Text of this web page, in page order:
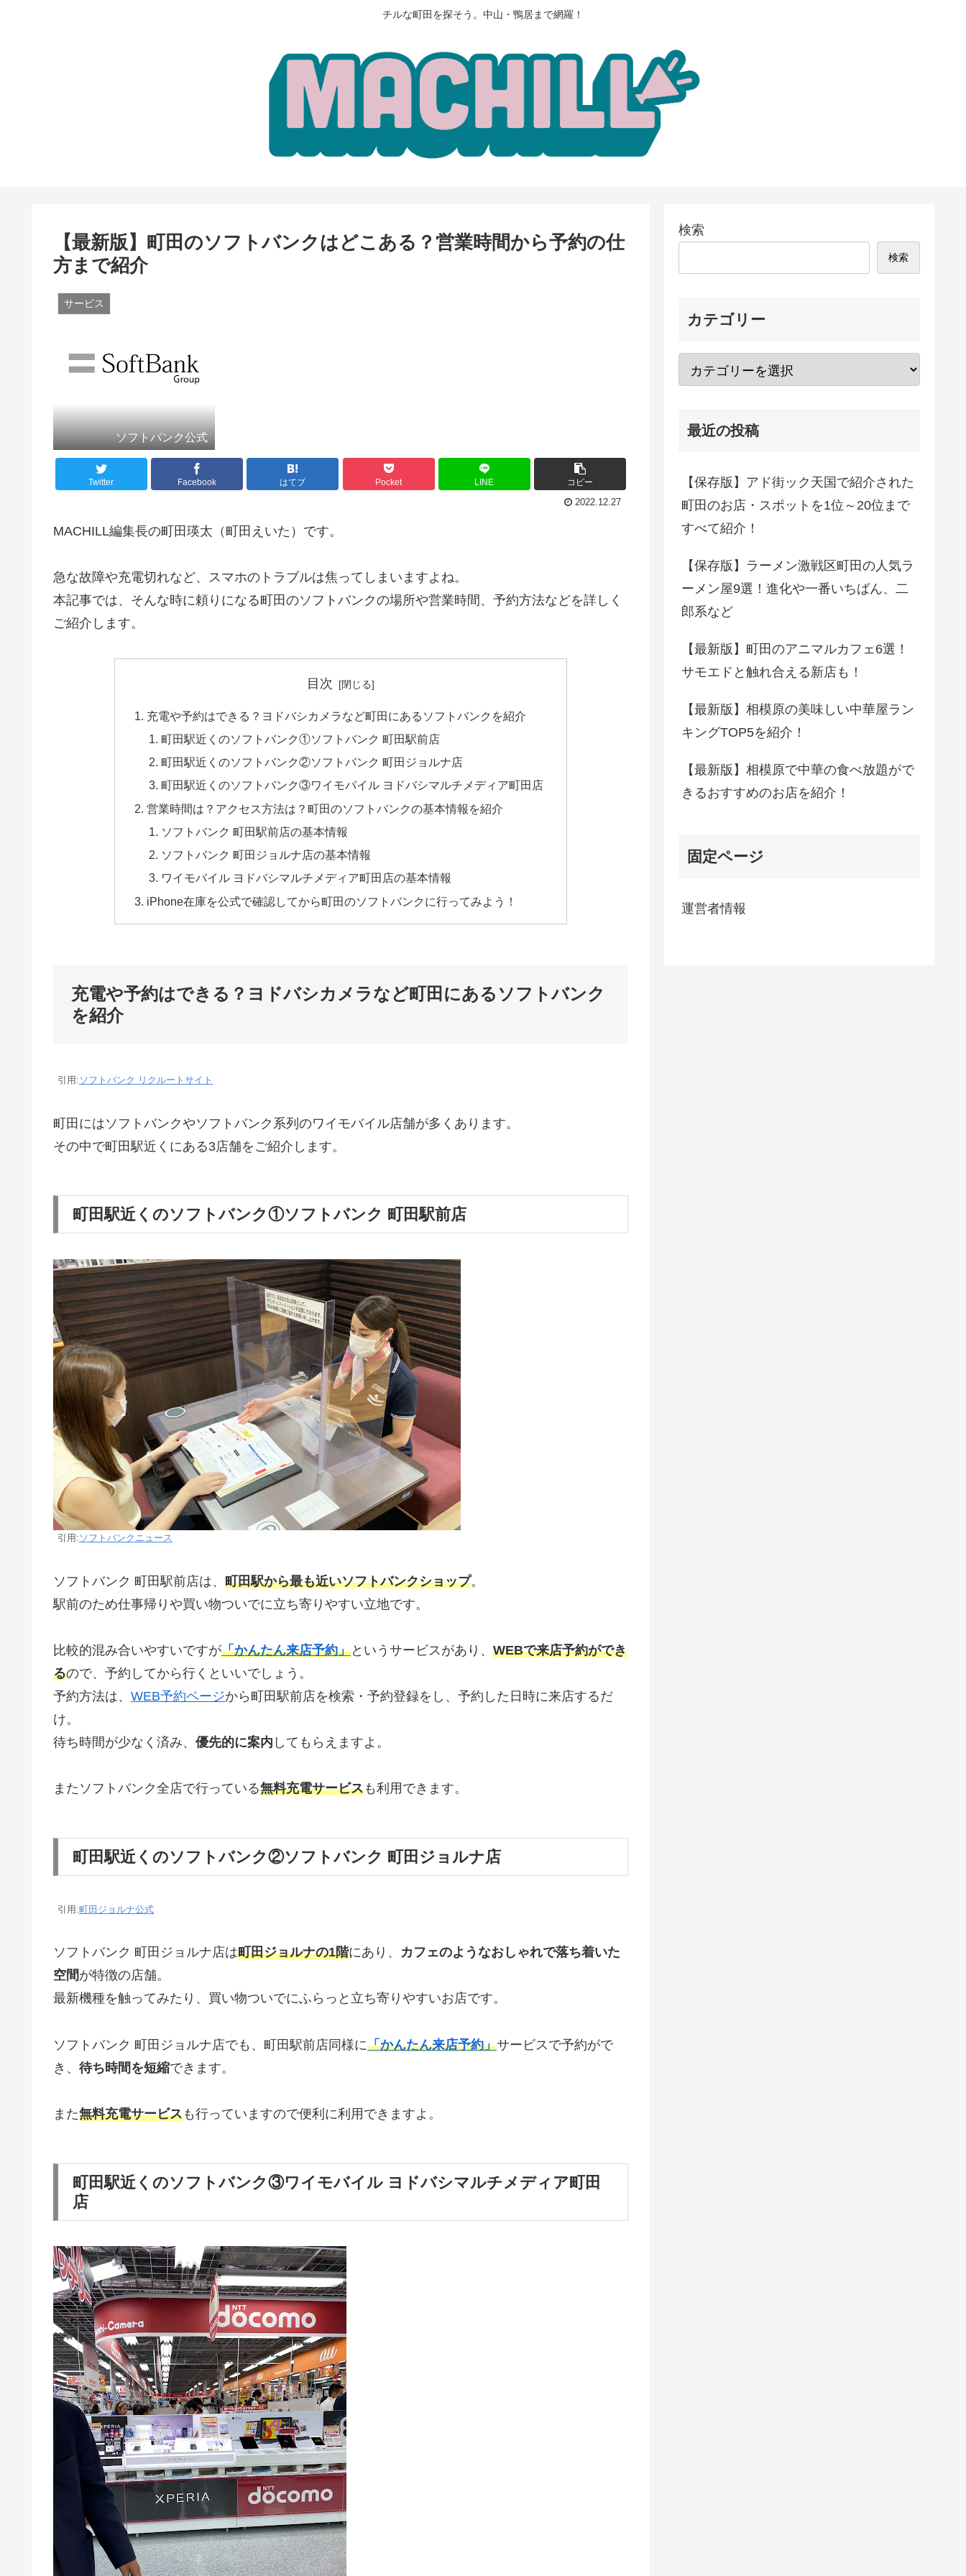
チルな町田を探そう。中山・鴨居まで網羅！
【最新版】町田のソフトバンクはどこある？営業時間から予約の仕
方まで紹介
サービス
ソフトバンク公式
Twitter Facebook はてブ Pocket LINE コピー
2022.12.27
MACHILL編集長の町田瑛太（町田えいた）です。
急な故障や充電切れなど、スマホのトラブルは焦ってしまいますよね。
本記事では、そんな時に頼りになる町田のソフトバンクの場所や営業時間、予約方法などを詳しく
ご紹介します。
目次
充電や予約はできる？ヨドバシカメラなど町田にあるソフトバンクを紹介
町田駅近くのソフトバンク①ソフトバンク 町田駅前店
町田駅近くのソフトバンク②ソフトバンク 町田ジョルナ店
町田駅近くのソフトバンク③ワイモバイル ヨドバシマルチメディア町田店
営業時間は？アクセス方法は？町田のソフトバンクの基本情報を紹介
ソフトバンク 町田駅前店の基本情報
ソフトバンク 町田ジョルナ店の基本情報
ワイモバイル ヨドバシマルチメディア町田店の基本情報
iPhone在庫を公式で確認してから町田のソフトバンクに行ってみよう！
充電や予約はできる？ヨドバシカメラなど町田にあるソフトバンク
を紹介
引用: ソフトバンク リクルートサイト
町田にはソフトバンクやソフトバンク系列のワイモバイル店舗が多くあります。
その中で町田駅近くにある3店舗をご紹介します。
町田駅近くのソフトバンク①ソフトバンク 町田駅前店
引用: ソフトバンクニュース
ソフトバンク 町田駅前店は、 町田駅から最も近いソフトバンクショップ。
駅前のため仕事帰りや買い物ついでに立ち寄りやすい立地です。
比較的混み合いやすいですが「かんたん来店予約」というサービスがあり、 WEBで来店予約ができ
るので、予約してから行くといいでしょう。
予約方法は、 WEB予約ページから町田駅前店を検索・予約登録をし、予約した日時に来店するだ
け。
待ち時間が少なく済み、 優先的に案内 してもらえますよ。
またソフトバンク全店で行っている無料充電サービスも利用できます。
町田駅近くのソフトバンク②ソフトバンク 町田ジョルナ店
引用:町田ジョルナ公式
ソフトバンク 町田ジョルナ店は町田ジョルナの1階にあり、 カフェのようなおしゃれで落ち着いた
空間が特徴の店舗。
最新機種を触ってみたり、買い物ついでにふらっと立ち寄りやすいお店です。
ソフトバンク 町田ジョルナ店でも、町田駅前店同様に「かんたん来店予約」サービスで予約がで
き、 待ち時間を短縮できます。
また無料充電サービスも行っていますので便利に利用できますよ。
町田駅近くのソフトバンク③ワイモバイル ヨドバシマルチメディア町田
店
検索
検索
カテゴリー
最近の投稿
【保存版】アド街ック天国で紹介された
町田のお店・スポットを1位～20位まで
すべて紹介！
【保存版】ラーメン激戦区町田の人気ラ
ーメン屋9選！進化や一番いちばん、二
郎系など
【最新版】町田のアニマルカフェ6選！
サモエドと触れ合える新店も！
【最新版】相模原の美味しい中華屋ラン
キングTOP5を紹介！
【最新版】相模原で中華の食べ放題がで
きるおすすめのお店を紹介！
固定ページ
運営者情報